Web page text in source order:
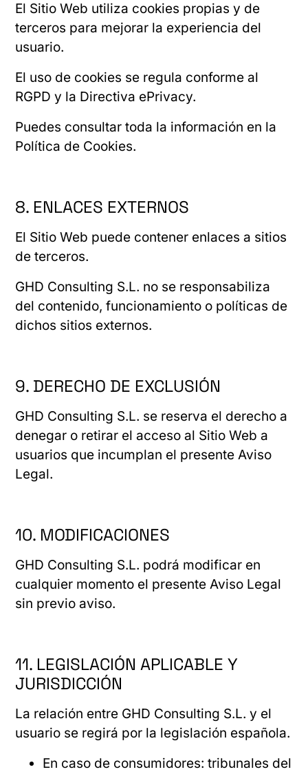
El Sitio Web utiliza cookies propias y de
terceros para mejorar la experiencia del
usuario.
El uso de cookies se regula conforme al
RGPD y la Directiva ePrivacy.
Puedes consultar toda la información en la
Política de Cookies.
8. ENLACES EXTERNOS
El Sitio Web puede contener enlaces a sitios
de terceros.
GHD Consulting S.L. no se responsabiliza
del contenido, funcionamiento o políticas de
dichos sitios externos.
9. DERECHO DE EXCLUSIÓN
GHD Consulting S.L. se reserva el derecho a
denegar o retirar el acceso al Sitio Web a
usuarios que incumplan el presente Aviso
Legal.
10. MODIFICACIONES
GHD Consulting S.L. podrá modificar en
cualquier momento el presente Aviso Legal
sin previo aviso.
11. LEGISLACIÓN APLICABLE Y
JURISDICCIÓN
La relación entre GHD Consulting S.L. y el
usuario se regirá por la legislación española.
En caso de consumidores: tribunales del